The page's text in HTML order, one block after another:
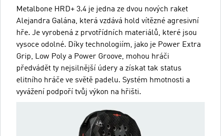
Metalbone HRD+ 3.4 je jedna ze dvou nových raket
Alejandra Galána, která vzdává hold vítězné agresivní
hře. Je vyrobená z prvotřídních materiálů, které jsou
vysoce odolné. Díky technologiím, jako je Power Extra
Grip, Low Poly a Power Groove, mohou hráči
předvádět ty nejsilnější údery a získat tak status
elitního hráče ve světě padelu. Systém hmotnosti a
vyvážení podpoří tvůj výkon na hřišti.